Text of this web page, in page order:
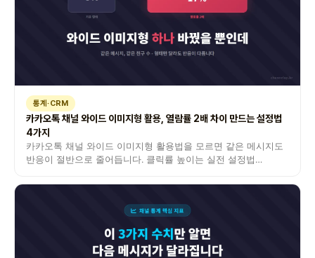
통계·CRM
카카오톡 채널 와이드 이미지형 활용, 열람률 2배 차이 만드는 설정법
4가지
카카오톡 채널 와이드 이미지형 활용법을 모르면 같은 메시지도
반응이 절반으로 줄어듭니다. 클릭률 높이는 실전 설정법